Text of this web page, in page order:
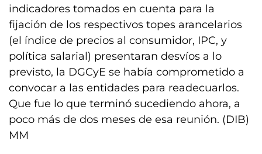
indicadores tomados en cuenta para la
fijación de los respectivos topes arancelarios
(el índice de precios al consumidor, IPC, y
política salarial) presentaran desvíos a lo
previsto, la DGCyE se había comprometido a
convocar a las entidades para readecuarlos.
Que fue lo que terminó sucediendo ahora, a
poco más de dos meses de esa reunión. (DIB)
MM